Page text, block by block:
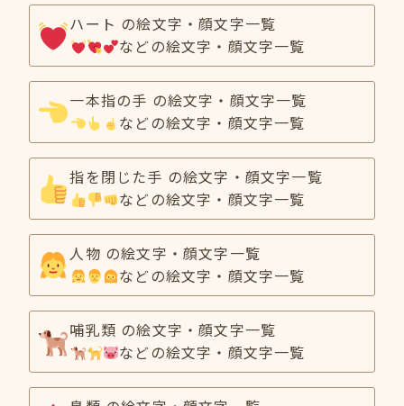
ハート の絵文字・顔文字一覧
などの絵文字・顔文字一覧
一本指の手 の絵文字・顔文字一覧
などの絵文字・顔文字一覧
指を閉じた手 の絵文字・顔文字一覧
などの絵文字・顔文字一覧
人物 の絵文字・顔文字一覧
などの絵文字・顔文字一覧
哺乳類 の絵文字・顔文字一覧
などの絵文字・顔文字一覧